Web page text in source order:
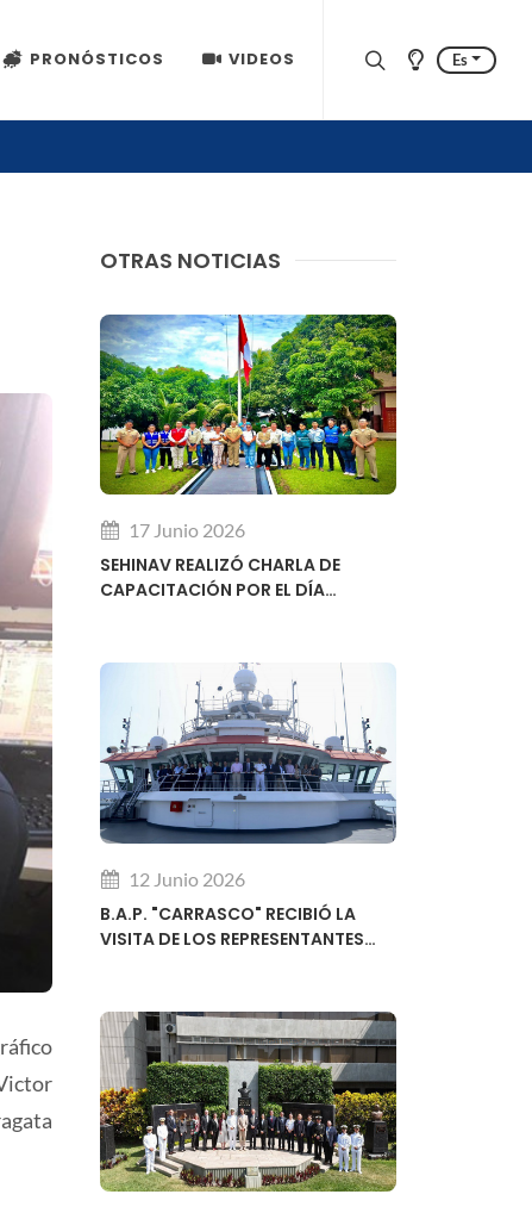
Es
PRONÓSTICOS VIDEOS
OTRAS NOTICIAS
17 Junio 2026
SEHINAV REALIZÓ CHARLA DE
CAPACITACIÓN POR EL DÍA
12 Junio 2026
B.A.P. "CARRASCO" RECIBIÓ LA
VISITA DE LOS REPRESENTANTES
LA OHI